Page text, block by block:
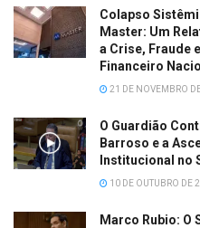
Colapso
Master: Um
a Crise, Fraude
Financeiro
21 DE NOVEMBRO
O Guardião
Barroso e a
Institucional no
10 DE OUTUBRO DE
Marco Rubio: O